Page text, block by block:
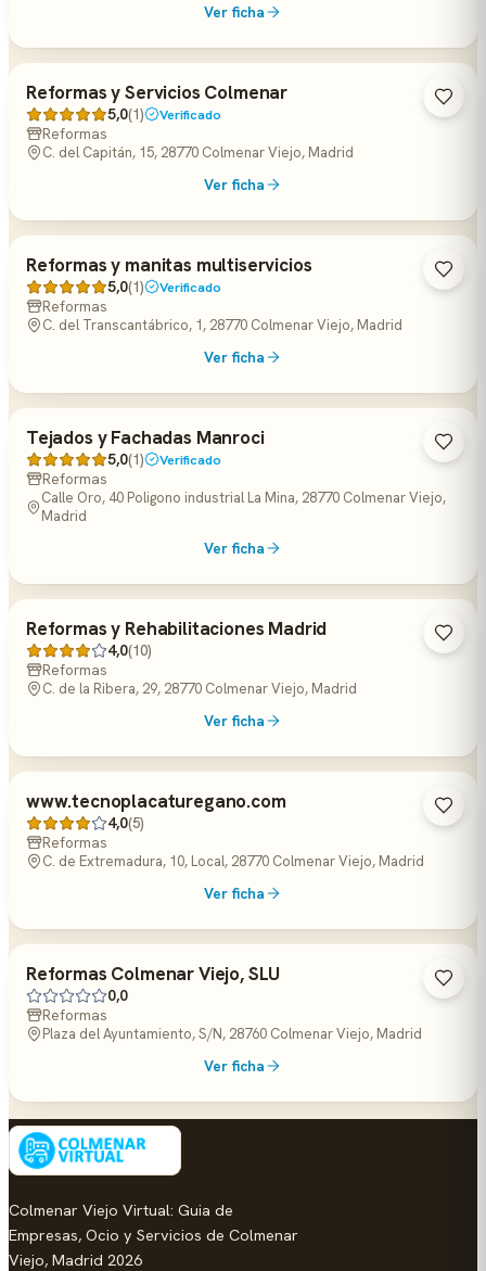
Ver ficha
Reformas y Servicios Colmenar
5,0(1) Verificado
Reformas
C. del Capitán, 15, 28770 Colmenar Viejo, Madrid
Ver ficha
Reformas y manitas multiservicios
5,0(1) Verificado
Reformas
C. del Transcantábrico, 1, 28770 Colmenar Viejo, Madrid
Ver ficha
Tejados y Fachadas Manroci
5,0(1) Verificado
Reformas
Calle Oro, 40 Poligono industrial La Mina, 28770 Colmenar Viejo,
Madrid
Ver ficha
Reformas y Rehabilitaciones Madrid
4,0(10)
Reformas
C. de la Ribera, 29, 28770 Colmenar Viejo, Madrid
Ver ficha
www.tecnoplacaturegano.com
4,0(5)
Reformas
C. de Extremadura, 10, Local, 28770 Colmenar Viejo, Madrid
Ver ficha
Reformas Colmenar Viejo, SLU
0,0
Reformas
Plaza del Ayuntamiento, S/N, 28760 Colmenar Viejo, Madrid
Ver ficha
Colmenar Viejo Virtual: Guia de
Empresas, Ocio y Servicios de Colmenar
Viejo, Madrid 2026